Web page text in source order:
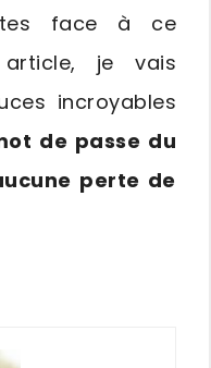
face à ce
je vais
incroyables
de passe du
perte de